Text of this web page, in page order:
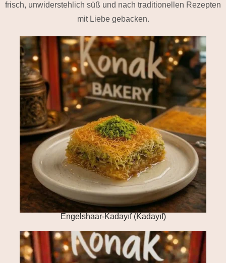
frisch, unwiderstehlich süß und nach traditionellen Rezepten
mit Liebe gebacken.
Engelshaar-Kadayıf (Kadayıf)